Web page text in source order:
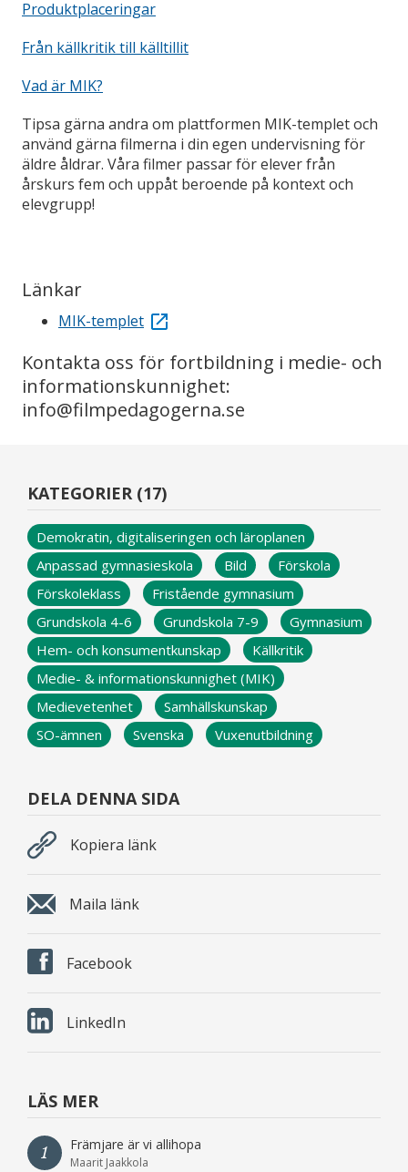
Produktplaceringar
Från källkritik till källtillit
Vad är MIK?
Tipsa gärna andra om plattformen MIK-templet och
använd gärna filmerna i din egen undervisning för
äldre åldrar. Våra filmer passar för elever från
årskurs fem och uppåt beroende på kontext och
elevgrupp!
Länkar
MIK-templet
Kontakta oss för fortbildning i medie- och
informationskunnighet:
info@filmpedagogerna.se
KATEGORIER (17)
Demokratin, digitaliseringen och läroplanen
Anpassad gymnasieskola
Bild
Förskola
Förskoleklass
Fristående gymnasium
Grundskola 4-6
Grundskola 7-9
Gymnasium
Hem- och konsumentkunskap
Källkritik
Medie- & informationskunnighet (MIK)
Medievetenhet
Samhällskunskap
SO-ämnen
Svenska Vuxenutbildning
DELA DENNA SIDA
Kopiera länk
Maila länk
Facebook
LinkedIn
LÄS MER
1 Främjare är vi allihopa
Maarit Jaakkola